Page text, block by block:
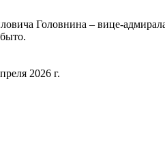
Головнина – вице-
2026 г.